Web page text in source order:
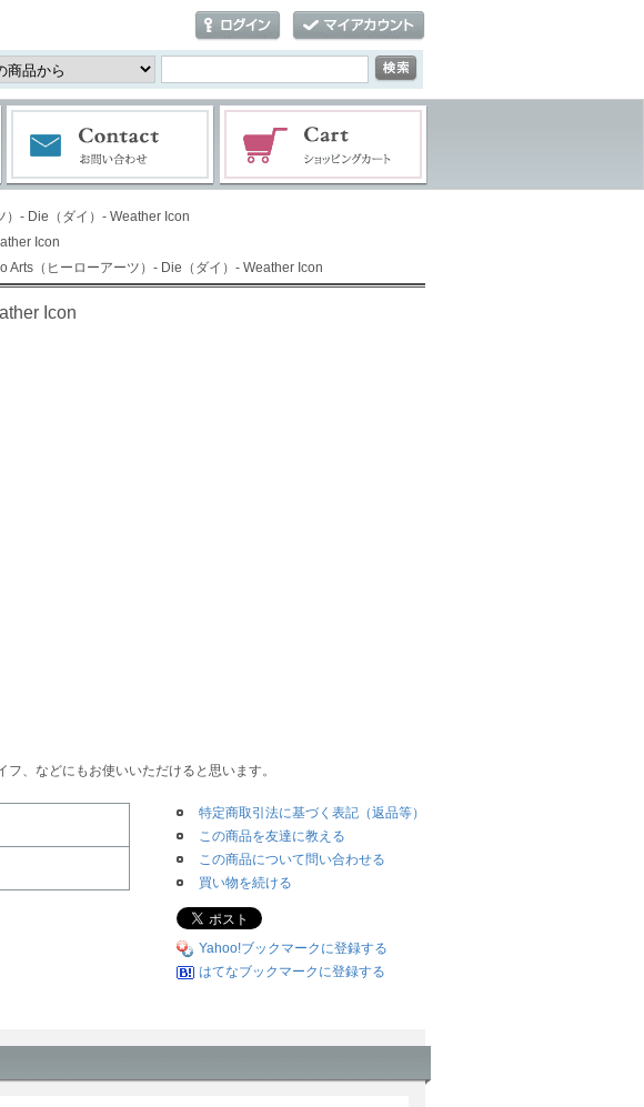
）- Die（ダイ）- Weather Icon
Icon
Arts（ヒーローアーツ）- Die（ダイ）- Weather Icon
Icon
、などにもお使いいただけると思います。
特定商取引法に基づく表記（返品等）
この商品を友達に教える
この商品について問い合わせる
買い物を続ける
Yahoo!ブックマークに登録する
はてなブックマークに登録する